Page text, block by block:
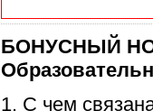
БОНУСНЫЙ
1. С чем